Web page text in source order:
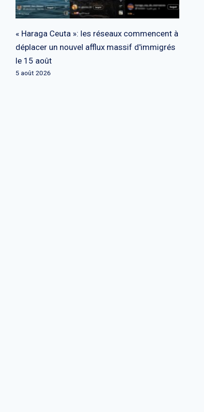
« Haraga Ceuta »: les réseaux commencent à
déplacer un nouvel afflux massif d'immigrés
le 15 août
5 août 2026